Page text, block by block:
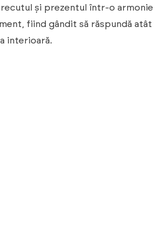
și prezentul într-o armonie
fiind gândit să răspundă atât
interioară.